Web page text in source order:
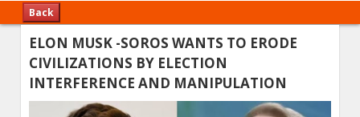
Back
ELON MUSK -SOROS WANTS TO ERODE
CIVILIZATIONS BY ELECTION
INTERFERENCE AND MANIPULATION